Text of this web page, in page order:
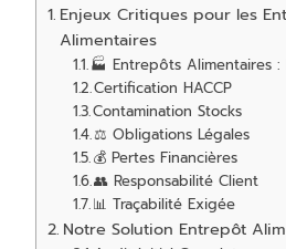
Enjeux Critiques pour les
Alimentaires
🏭 Entrepôts Alimentaires :
Certification HACCP
Contamination Stocks
⚖️ Obligations Légales
💰 Pertes Financières
👥 Responsabilité Client
📊 Traçabilité Exigée
Notre Solution Entrepôt